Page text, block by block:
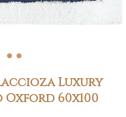
1 2
Luxury
60x100